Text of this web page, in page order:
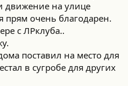
движение на улице
прям очень благодарен.
с ЛРклуба..
поставил на место для
в сугробе для других